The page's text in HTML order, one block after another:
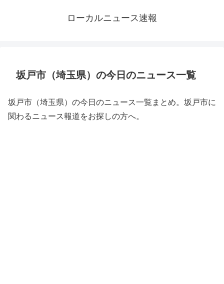
ローカルニュース速報
坂戸市（埼玉県）の今日のニュース一覧
坂戸市（埼玉県）の今日のニュース一覧まとめ。坂戸市に
関わるニュース報道をお探しの方へ。